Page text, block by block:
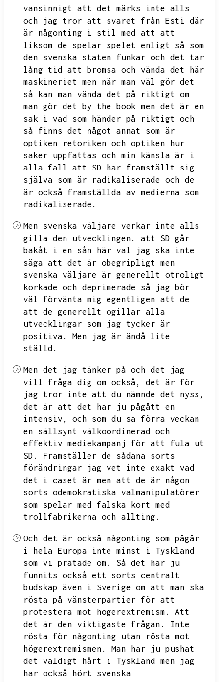
vansinnigt att det märks inte alls
och jag tror att svaret från Esti där
är någonting i stil med att att
liksom de spelar spelet enligt så som
den svenska staten funkar och det tar
lång tid att bromsa och vända det här
maskineriet men när man väl gör det
så kan man vända det på riktigt om
man gör det by the book men det är en
sak i vad som händer på riktigt och
så finns det något annat som är
optiken retoriken och optiken hur
saker uppfattas och min känsla är i
alla fall att SD har framställt sig
själva som är radikaliserade och de
är också framställda av medierna som
radikaliserade.
Men svenska väljare verkar inte alls
gilla den utvecklingen.
att SD går
bakåt i en sån här val jag ska inte
säga att det är obegripligt men
svenska väljare är generellt otroligt
korkade och deprimerade så jag bör
väl förvänta mig egentligen att de
att de generellt ogillar alla
utvecklingar som jag tycker är
positiva.
Men jag är ändå lite
ställd.
Men det jag tänker på och det jag
vill fråga dig om också,
det är för
jag tror inte att du nämnde det nyss,
det är att det har ju pågått en
intensiv,
och som du sa förra veckan
en sällsynt välkoordinerad och
effektiv mediekampanj för att fula ut
SD.
Framställer de sådana sorts
förändringar
jag vet inte exakt vad
det i caset är men att de är någon
sorts odemokratiska valmanipulatörer
som spelar med falska kort med
trollfabrikerna och allting.
Och det är också någonting som pågår
i hela Europa inte minst i Tyskland
som vi pratade om.
Så det har ju
funnits också ett sorts centralt
budskap även i Sverige om att man ska
rösta på vänsterpartier för att
protestera mot högerextremism.
Att
det är den viktigaste frågan.
Inte
rösta för någonting utan rösta mot
högerextremismen.
Man har ju pushat
det väldigt hårt i Tyskland men jag
har också hört
svenska